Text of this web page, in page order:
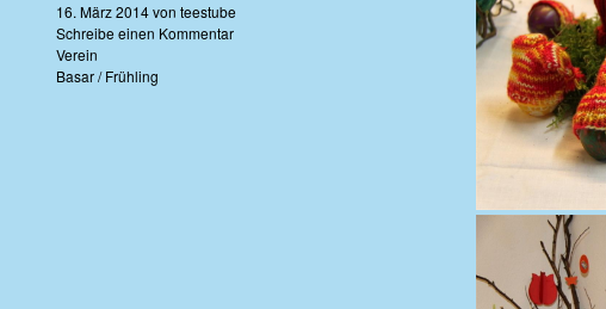
16. März 2014von teestube
Schreibe einen Kommentar
Verein
Basar/Frühling